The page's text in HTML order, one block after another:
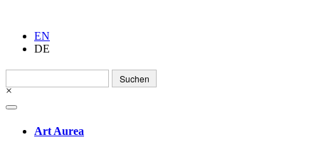
EN
DE
Suchen
nach:
×
Art Aurea